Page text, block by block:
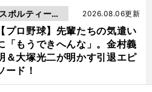
【プロ野球】先輩たちの気遣い
「もうできへんな」。金村義
＆大塚光二が明かす引退エピ
ード！
2026.08.06更新
スポルティーバ
動画